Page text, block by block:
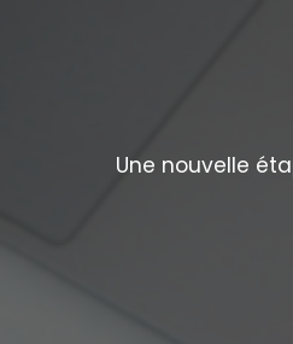
Une nouvelle